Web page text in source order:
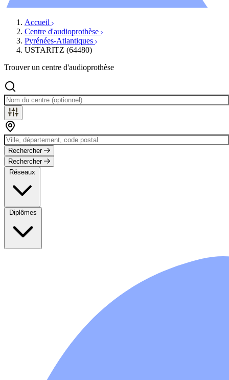
Accueil
Centre d'audioprothèse
Pyrénées-Atlantiques
USTARITZ (64480)
Trouver un centre d'audioprothèse
Rechercher
Rechercher
Réseaux
Diplômes